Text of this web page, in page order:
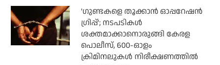
'ഗുണ്ടകളെ തൂക്കാന്‍ ഓപ്പറേഷന്‍
ഗ്രിപ്പ്'; നടപടികള്‍
ശക്തമാക്കാനൊരുങ്ങി കേരള
പൊലീസ്, 600-ഓളം
ക്രിമിനലുകള്‍ നിരീക്ഷണത്തില്‍